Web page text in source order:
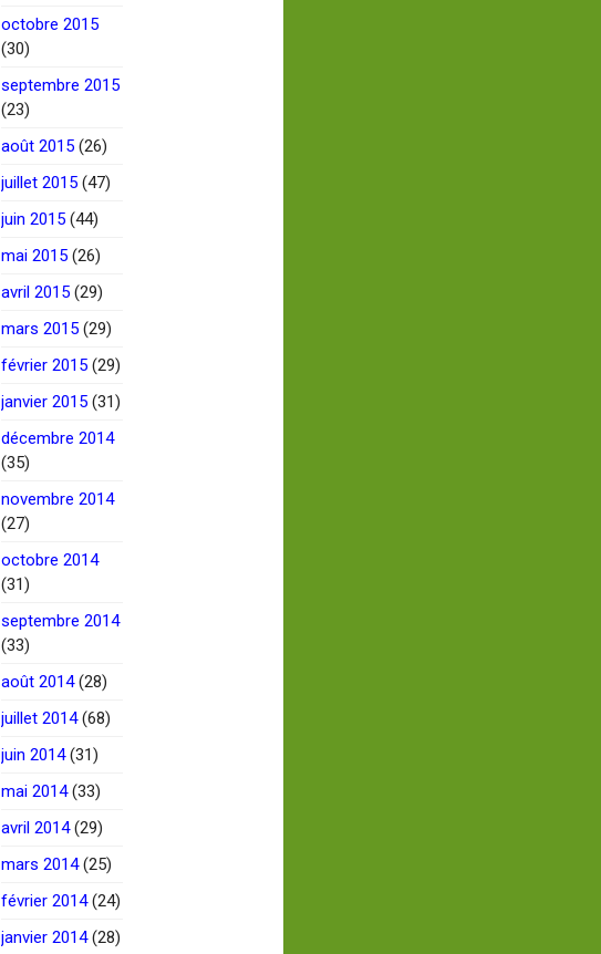
octobre 2015
(30)
septembre 2015
(23)
août 2015 (26)
juillet 2015 (47)
juin 2015 (44)
mai 2015 (26)
avril 2015 (29)
mars 2015 (29)
février 2015 (29)
janvier 2015 (31)
décembre 2014
(35)
novembre 2014
(27)
octobre 2014
(31)
septembre 2014
(33)
août 2014(28)
juillet 2014(68)
juin 2014(31)
mai 2014(33)
avril 2014(29)
mars 2014(25)
février 2014(24)
janvier 2014(28)